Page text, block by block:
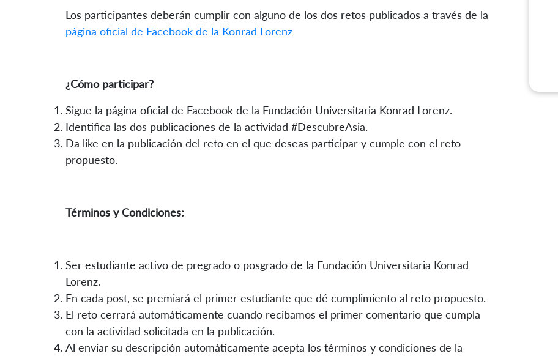
Los participantes deberán cumplir con alguno de los dos retos publicados a través de la
página oficial de Facebook de la Konrad Lorenz
¿Cómo participar?
Sigue la página oficial de Facebook de la Fundación Universitaria Konrad Lorenz.
Identifica las dos publicaciones de la actividad #DescubreAsia.
Da like en la publicación del reto en el que deseas participar y cumple con el reto
propuesto.
Términos y Condiciones:
Ser estudiante activo de pregrado o posgrado de la Fundación Universitaria Konrad
Lorenz.
En cada post, se premiará el primer estudiante que dé cumplimiento al reto propuesto.
El reto cerrará automáticamente cuando recibamos el primer comentario que cumpla
con la actividad solicitada en la publicación.
Al enviar su descripción automáticamente acepta los términos y condiciones de la